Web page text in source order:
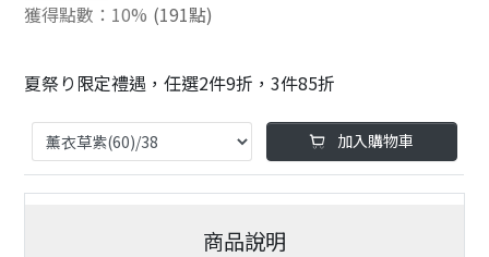
獲得點數：10% (191點)
夏祭り限定禮遇，任選2件9折，3件85折
加入購物車
商品說明